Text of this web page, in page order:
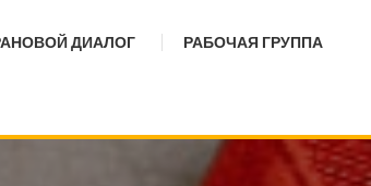
ДИАЛОГ РАБОЧАЯ ГРУППА